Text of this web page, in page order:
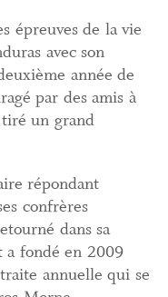
épreuves de la vie
avec son
année de
par des amis à
un grand
répondant
confrères
dans sa
a fondé en 2009
annuelle qui se